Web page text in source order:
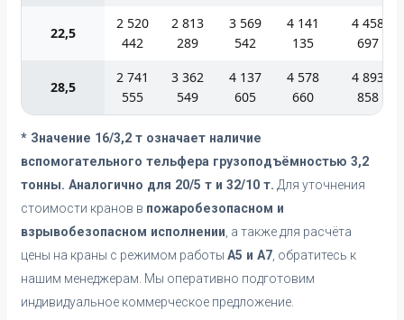
22,5
2 520
442
2 813
289
3 569
542
4 141
135
4 458
697
28,5
2 741
555
3 362
549
4 137
605
4 578
660
4 893
858
* Значение 16/3,2 т означает наличие
вспомогательного тельфера грузоподъёмностью 3,2
тонны. Аналогично для 20/5 т и 32/10 т. Для уточнения
стоимости кранов в пожаробезопасном и
взрывобезопасном исполнении, а также для расчёта
цены на краны с режимом работы А5 и А7, обратитесь к
нашим менеджерам. Мы оперативно подготовим
индивидуальное коммерческое предложение.